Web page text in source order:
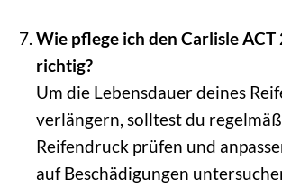
Wie pflege ich den Carlisle ACT
richtig?
Um die Lebensdauer deines
verlängern, solltest du
Reifendruck prüfen und
auf Beschädigungen